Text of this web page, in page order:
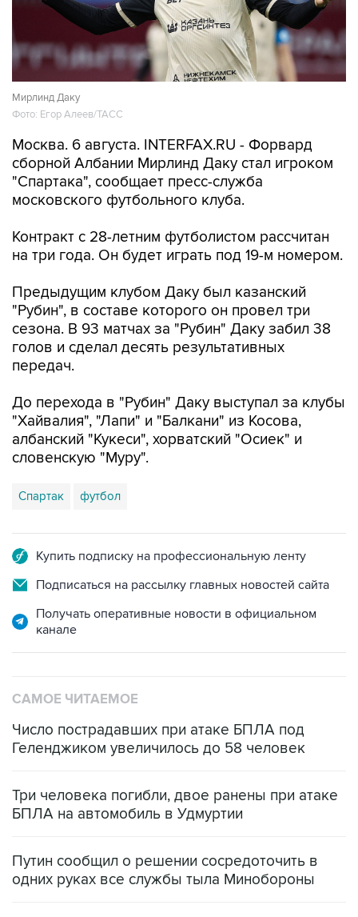
Мирлинд Даку
Фото: Егор Алеев/ТАСС
Москва. 6 августа. INTERFAX.RU - Форвард
сборной Албании Мирлинд Даку стал игроком
"Спартака", сообщает пресс-служба
московского футбольного клуба.
Контракт с 28-летним футболистом рассчитан
на три года. Он будет играть под 19-м номером.
Предыдущим клубом Даку был казанский
"Рубин", в составе которого он провел три
сезона. В 93 матчах за "Рубин" Даку забил 38
голов и сделал десять результативных
передач.
До перехода в "Рубин" Даку выступал за клубы
"Хайвалия", "Лапи" и "Балкани" из Косова,
албанский "Кукеси", хорватский "Осиек" и
словенскую "Муру".
Спартак футбол
Купить подписку на профессиональную ленту
Подписаться на рассылку главных новостей сайта
Получать оперативные новости в официальном
канале
САМОЕ ЧИТАЕМОЕ
Число пострадавших при атаке БПЛА под
Геленджиком увеличилось до 58 человек
Три человека погибли, двое ранены при атаке
БПЛА на автомобиль в Удмуртии
Путин сообщил о решении сосредоточить в
одних руках все службы тыла Минобороны